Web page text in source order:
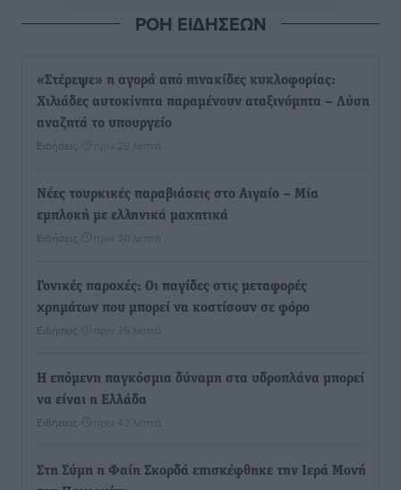
ΡΟΗ ΕΙΔΗΣΕΩΝ
«Στέρεψε» η αγορά από πινακίδες κυκλοφορίας:
Χιλιάδες αυτοκίνητα παραμένουν αταξινόμητα – Λύση
αναζητά το υπουργείο
Ειδήσεις πριν 25 λεπτά
Νέες τουρκικές παραβιάσεις στο Αιγαίο – Μία
εμπλοκή με ελληνικά μαχητικά
Ειδήσεις πριν 30 λεπτά
Γονικές παροχές: Οι παγίδες στις μεταφορές
χρημάτων που μπορεί να κοστίσουν σε φόρο
Ειδήσεις πριν 35 λεπτά
Η επόμενη παγκόσμια δύναμη στα υδροπλάνα μπορεί
να είναι η Ελλάδα
Ειδήσεις πριν 42 λεπτά
Στη Σύμη η Φαίη Σκορδά επισκέφθηκε την Ιερά Μονή